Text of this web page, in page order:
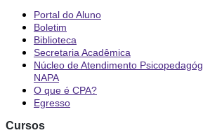
Portal do Aluno
Boletim
Biblioteca
Secretaria Acadêmica
Núcleo de Atendimento
NAPA
O que é CPA?
Egresso
Cursos